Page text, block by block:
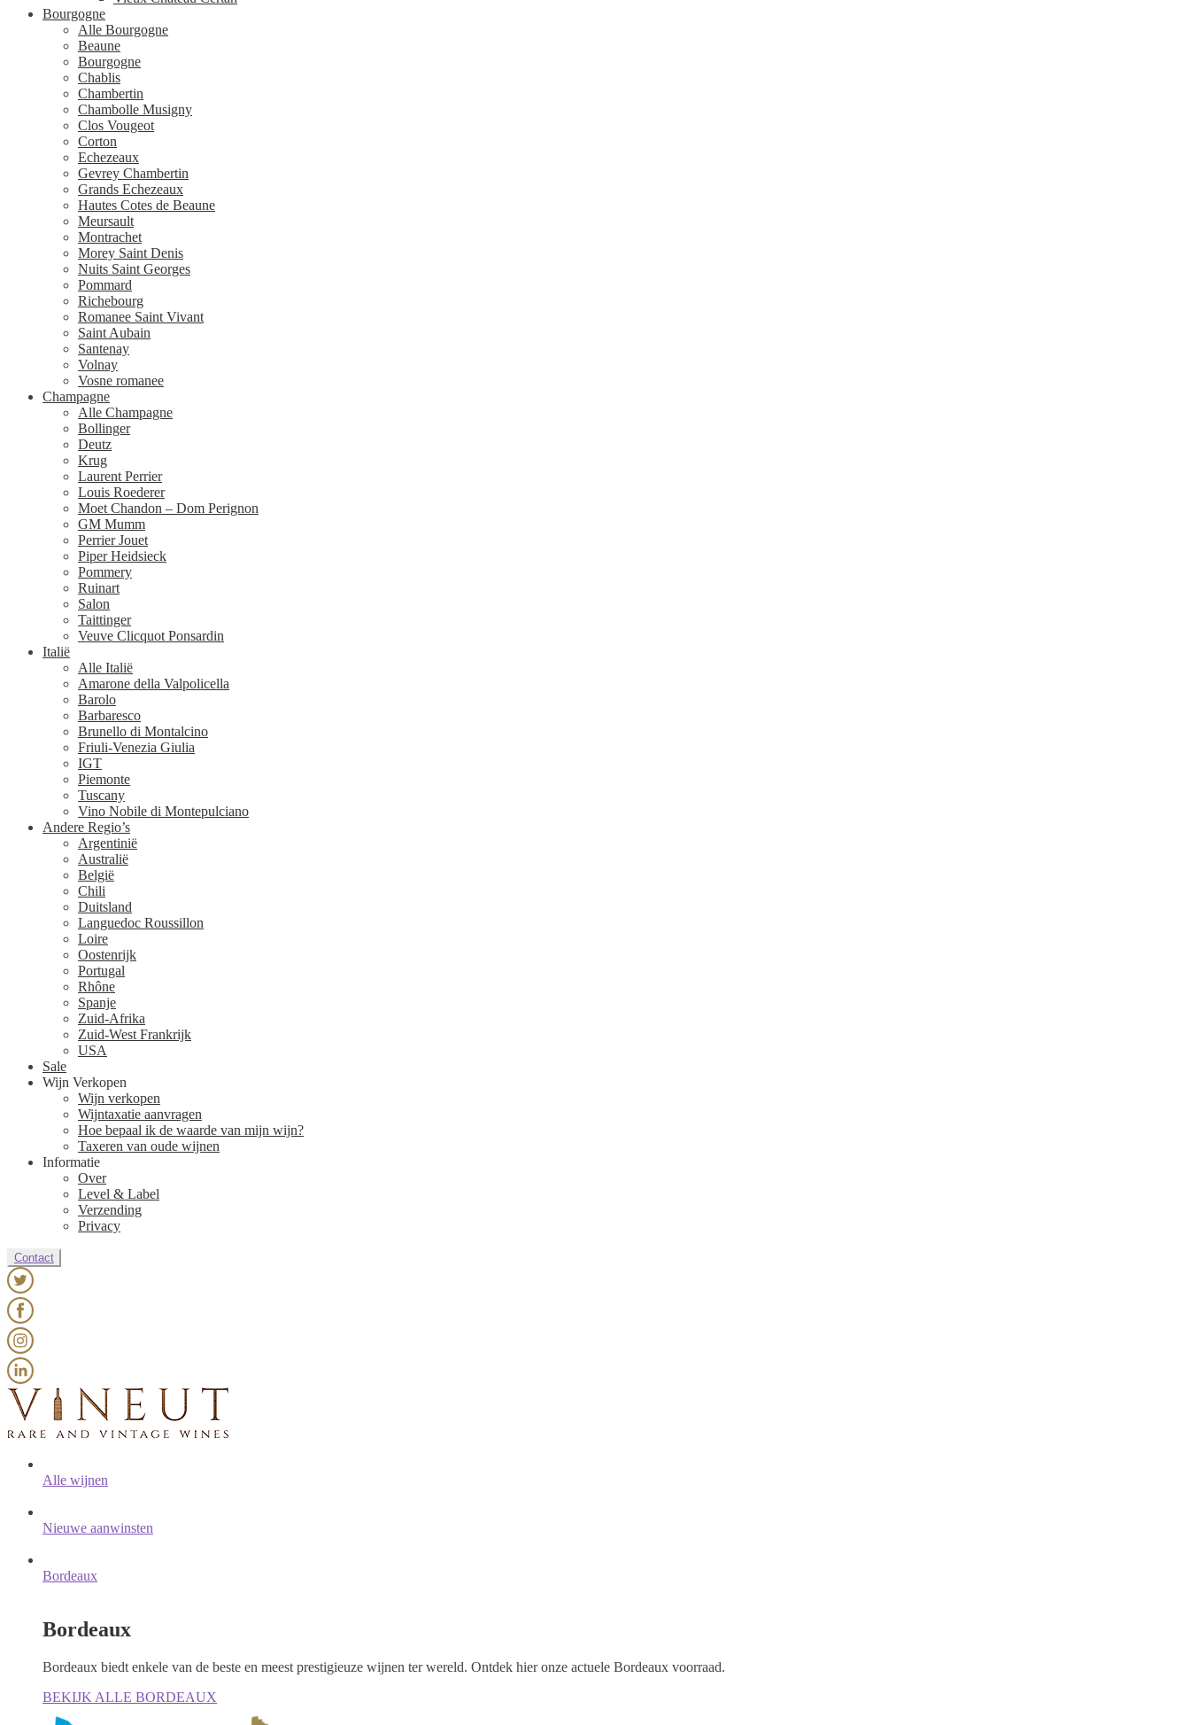
Bourgogne
Alle Bourgogne
Beaune
Bourgogne
Chablis
Chambertin
Chambolle Musigny
Clos Vougeot
Corton
Echezeaux
Gevrey Chambertin
Grands Echezeaux
Hautes Cotes de Beaune
Meursault
Montrachet
Morey Saint Denis
Nuits Saint Georges
Pommard
Richebourg
Romanee Saint Vivant
Saint Aubain
Santenay
Volnay
Vosne romanee
Champagne
Alle Champagne
Bollinger
Deutz
Krug
Laurent Perrier
Louis Roederer
Moet Chandon – Dom Perignon
GM Mumm
Perrier Jouet
Piper Heidsieck
Pommery
Ruinart
Salon
Taittinger
Veuve Clicquot Ponsardin
Italië
Alle Italië
Amarone della Valpolicella
Barolo
Barbaresco
Brunello di Montalcino
Friuli-Venezia Giulia
IGT
Piemonte
Tuscany
Vino Nobile di Montepulciano
Andere Regio’s
Argentinië
Australië
België
Chili
Duitsland
Languedoc Roussillon
Loire
Oostenrijk
Portugal
Rhône
Spanje
Zuid-Afrika
Zuid-West Frankrijk
USA
Sale
Wijn Verkopen
Wijn verkopen
Wijntaxatie aanvragen
Hoe bepaal ik de waarde van mijn wijn?
Taxeren van oude wijnen
Informatie
Over
Level & Label
Verzending
Privacy
Contact
Alle wijnen
Nieuwe aanwinsten
Bordeaux
Bordeaux
Bordeaux biedt enkele van de beste en meest prestigieuze wijnen ter wereld. Ontdek hier onze actuele Bordeaux voorraad.
BEKIJK ALLE BORDEAUX